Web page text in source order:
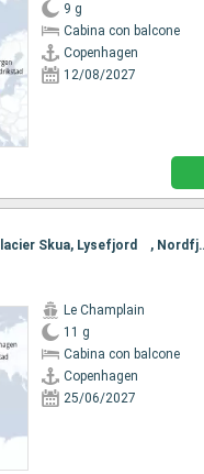
9 g
Cabina con balcone
Copenhagen
12/08/2027
Itinerario : Copenhagen, Baia di Disko,
Le Champlain
11 g
Cabina con balcone
Copenhagen
25/06/2027